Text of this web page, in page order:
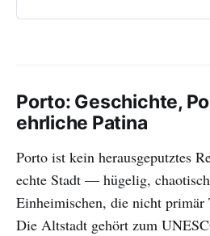
Porto: Geschichte,
ehrliche Patina
Porto ist kein herausgeputztes
echte Stadt — hügelig,
Einheimischen, die nicht primär
Die Altstadt gehört zum